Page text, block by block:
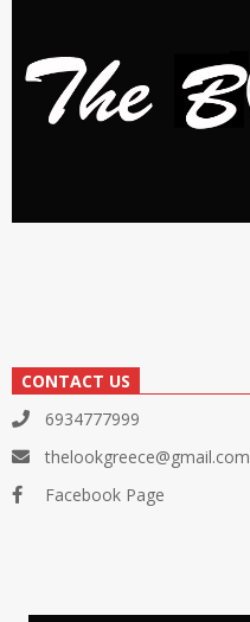
CONTACT US
6934777999
thelookgreece@gmail.com
Facebook Page